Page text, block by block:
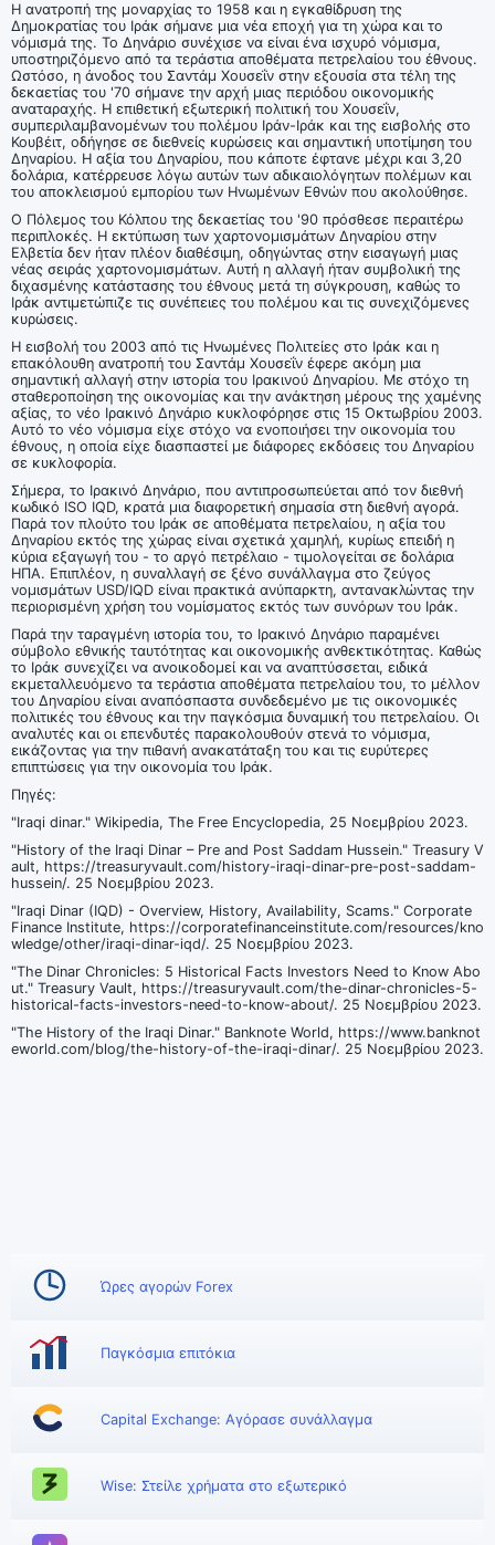
Η ανατροπή της μοναρχίας το 1958 και η εγκαθίδρυση της
Δημοκρατίας του Ιράκ σήμανε μια νέα εποχή για τη χώρα και το
νόμισμά της. Το Δηνάριο συνέχισε να είναι ένα ισχυρό νόμισμα,
υποστηριζόμενο από τα τεράστια αποθέματα πετρελαίου του έθνους.
Ωστόσο, η άνοδος του Σαντάμ Χουσεΐν στην εξουσία στα τέλη της
δεκαετίας του '70 σήμανε την αρχή μιας περιόδου οικονομικής
αναταραχής. Η επιθετική εξωτερική πολιτική του Χουσεΐν,
συμπεριλαμβανομένων του πολέμου Ιράν-Ιράκ και της εισβολής στο
Κουβέιτ, οδήγησε σε διεθνείς κυρώσεις και σημαντική υποτίμηση του
Δηναρίου. Η αξία του Δηναρίου, που κάποτε έφτανε μέχρι και 3,20
δολάρια, κατέρρευσε λόγω αυτών των αδικαιολόγητων πολέμων και
του αποκλεισμού εμπορίου των Ηνωμένων Εθνών που ακολούθησε.
Ο Πόλεμος του Κόλπου της δεκαετίας του '90 πρόσθεσε περαιτέρω
περιπλοκές. Η εκτύπωση των χαρτονομισμάτων Δηναρίου στην
Ελβετία δεν ήταν πλέον διαθέσιμη, οδηγώντας στην εισαγωγή μιας
νέας σειράς χαρτονομισμάτων. Αυτή η αλλαγή ήταν συμβολική της
διχασμένης κατάστασης του έθνους μετά τη σύγκρουση, καθώς το
Ιράκ αντιμετώπιζε τις συνέπειες του πολέμου και τις συνεχιζόμενες
κυρώσεις.
Η εισβολή του 2003 από τις Ηνωμένες Πολιτείες στο Ιράκ και η
επακόλουθη ανατροπή του Σαντάμ Χουσεΐν έφερε ακόμη μια
σημαντική αλλαγή στην ιστορία του Ιρακινού Δηναρίου. Με στόχο τη
σταθεροποίηση της οικονομίας και την ανάκτηση μέρους της χαμένης
αξίας, το νέο Ιρακινό Δηνάριο κυκλοφόρησε στις 15 Οκτωβρίου 2003.
Αυτό το νέο νόμισμα είχε στόχο να ενοποιήσει την οικονομία του
έθνους, η οποία είχε διασπαστεί με διάφορες εκδόσεις του Δηναρίου
σε κυκλοφορία.
Σήμερα, το Ιρακινό Δηνάριο, που αντιπροσωπεύεται από τον διεθνή
κωδικό ISO IQD, κρατά μια διαφορετική σημασία στη διεθνή αγορά.
Παρά τον πλούτο του Ιράκ σε αποθέματα πετρελαίου, η αξία του
Δηναρίου εκτός της χώρας είναι σχετικά χαμηλή, κυρίως επειδή η
κύρια εξαγωγή του - το αργό πετρέλαιο - τιμολογείται σε δολάρια
ΗΠΑ. Επιπλέον, η συναλλαγή σε ξένο συνάλλαγμα στο ζεύγος
νομισμάτων USD/IQD είναι πρακτικά ανύπαρκτη, αντανακλώντας την
περιορισμένη χρήση του νομίσματος εκτός των συνόρων του Ιράκ.
Παρά την ταραγμένη ιστορία του, το Ιρακινό Δηνάριο παραμένει
σύμβολο εθνικής ταυτότητας και οικονομικής ανθεκτικότητας. Καθώς
το Ιράκ συνεχίζει να ανοικοδομεί και να αναπτύσσεται, ειδικά
εκμεταλλευόμενο τα τεράστια αποθέματα πετρελαίου του, το μέλλον
του Δηναρίου είναι αναπόσπαστα συνδεδεμένο με τις οικονομικές
πολιτικές του έθνους και την παγκόσμια δυναμική του πετρελαίου. Οι
αναλυτές και οι επενδυτές παρακολουθούν στενά το νόμισμα,
εικάζοντας για την πιθανή ανακατάταξη του και τις ευρύτερες
επιπτώσεις για την οικονομία του Ιράκ.
Πηγές:
"Iraqi dinar." Wikipedia, The Free Encyclopedia, 25 Νοεμβρίου 2023.
"History of the Iraqi Dinar – Pre and Post Saddam Hussein." Treasury V
ault, https://treasuryvault.com/history-iraqi-dinar-pre-post-saddam-
hussein/. 25 Νοεμβρίου 2023.
"Iraqi Dinar (IQD) - Overview, History, Availability, Scams." Corporate
Finance Institute, https://corporatefinanceinstitute.com/resources/kno
wledge/other/iraqi-dinar-iqd/. 25 Νοεμβρίου 2023.
"The Dinar Chronicles: 5 Historical Facts Investors Need to Know Abo
ut." Treasury Vault, https://treasuryvault.com/the-dinar-chronicles-5-
historical-facts-investors-need-to-know-about/. 25 Νοεμβρίου 2023.
"The History of the Iraqi Dinar." Banknote World, https://www.banknot
eworld.com/blog/the-history-of-the-iraqi-dinar/. 25 Νοεμβρίου 2023.
Ώρες αγορών Forex
Παγκόσμια επιτόκια
Capital Exchange: Αγόρασε συνάλλαγμα
Wise: Στείλε χρήματα στο εξωτερικό